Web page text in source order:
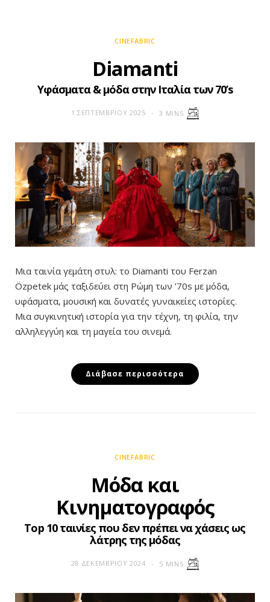
CINEFABRIC
Diamanti
Υφάσματα & μόδα στην Ιταλία των 70’s
1 ΣΕΠΤΕΜΒΡΊΟΥ 2025 3 MINS
Μια ταινία γεμάτη στυλ: το Diamanti του Ferzan
Özpetek μάς ταξιδεύει στη Ρώμη των ’70s με μόδα,
υφάσματα, μουσική και δυνατές γυναικείες ιστορίες.
Μια συγκινητική ιστορία για την τέχνη, τη φιλία, την
αλληλεγγύη και τη μαγεία του σινεμά.
Διάβασε περισσότερα
CINEFABRIC
Μόδα και
Κινηματογραφός
Top 10 ταινίες που δεν πρέπει να χάσεις ως
λάτρης της μόδας
28 ΔΕΚΕΜΒΡΊΟΥ 2024 5 MINS